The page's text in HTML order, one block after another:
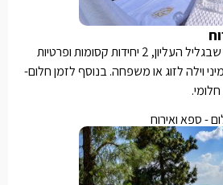
במושב אמירים המבוקש שבגליל העליון, 2 יחידות קסומות ופרטיות
וילה לזוג או משפחה. בנוסף לזמן חלום-
- ספא ואירוח